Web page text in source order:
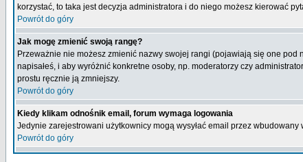
korzystać, to taka jest decyzja administratora i do niego możesz kierować
Powrót do góry
Jak mogę zmienić swoją rangę?
Przeważnie nie możesz zmienić nazwy swojej rangi (pojawiają się one
napisałeś, i aby wyróżnić konkretne osoby, np. moderatorzy czy
prostu ręcznie ją zmniejszy.
Powrót do góry
Kiedy klikam odnośnik email, forum wymaga logowania
Jedynie zarejestrowani użytkownicy mogą wysyłać email przez
Powrót do góry